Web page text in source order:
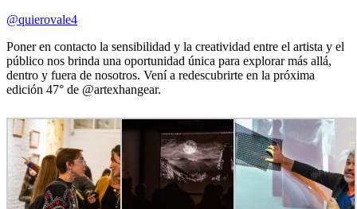
@quierovale4
Poner en contacto la sensibilidad y la creatividad entre el artista y el
público nos brinda una oportunidad única para explorar más allá,
dentro y fuera de nosotros. Vení a redescubrirte en la próxima
edición 47° de @artexhangear.